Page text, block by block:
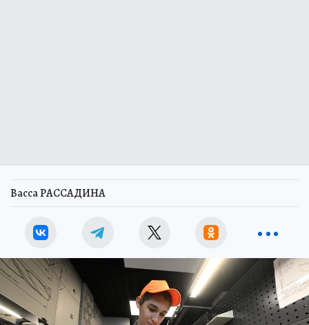
Васса РАССАДИНА